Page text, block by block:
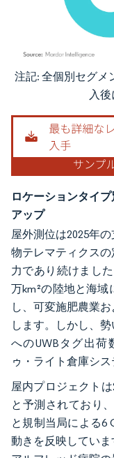
画像 © Mordor
注記: 全個別セグメ
入
ロケーションタイ
アップ
屋外測位は2025年
物テレマティクス
力であり続けまし
万km²の陸地と海
し、可変施肥農業
します。しかし、
へのUWBタグ出荷
ゥ・ライト倉庫シ
屋内プロジェクトは
と予測されており
と規制当局による6
動きを反映してい